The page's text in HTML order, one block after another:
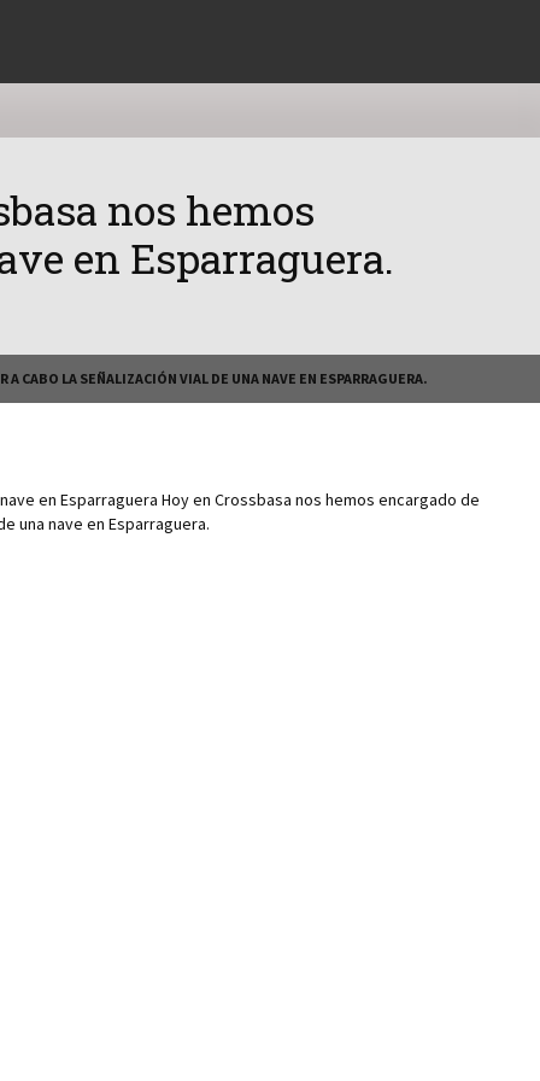
nos hemos
en Esparraguera.
CABO LA SEÑALIZACIÓN VIAL DE UNA NAVE EN ESPARRAGUERA.
en Esparraguera Hoy en Crossbasa nos hemos encargado de
una nave en Esparraguera.